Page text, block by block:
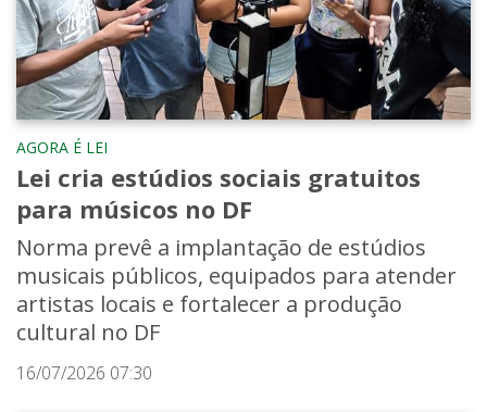
AGORA É LEI
Lei cria estúdios sociais gratuitos
para músicos no DF
Norma prevê a implantação de estúdios
musicais públicos, equipados para atender
artistas locais e fortalecer a produção
cultural no DF
16/07/2026 07:30